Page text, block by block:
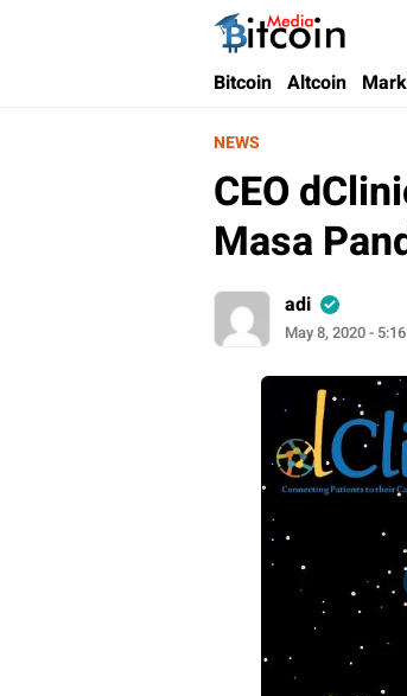
Bitcoin Media Indonesia
Media Bitcoin dan
Bitcoin Altcoin
NEWS
CEO
Masa
adi
May 8, 2020 -